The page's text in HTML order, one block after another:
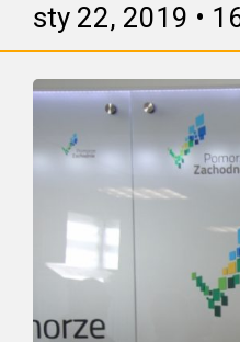
sty 22, 2019 •